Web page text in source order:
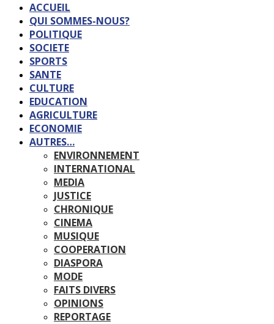
ACCUEIL
QUI SOMMES-NOUS?
POLITIQUE
SOCIETE
SPORTS
SANTE
CULTURE
EDUCATION
AGRICULTURE
ECONOMIE
AUTRES…
ENVIRONNEMENT
INTERNATIONAL
MEDIA
JUSTICE
CHRONIQUE
CINEMA
MUSIQUE
COOPERATION
DIASPORA
MODE
FAITS DIVERS
OPINIONS
REPORTAGE